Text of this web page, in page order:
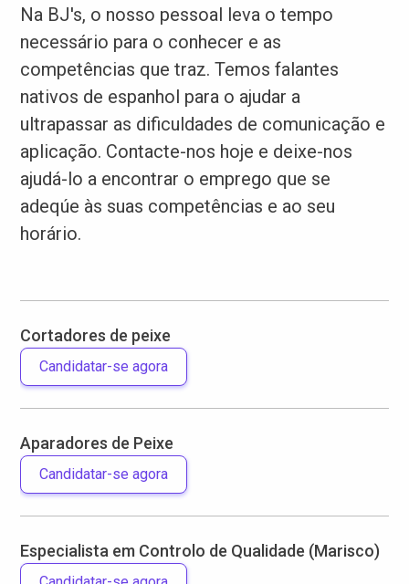
Na BJ's, o nosso pessoal leva o tempo
necessário para o conhecer e as
competências que traz. Temos falantes
nativos de espanhol para o ajudar a
ultrapassar as dificuldades de comunicação e
aplicação. Contacte-nos hoje e deixe-nos
ajudá-lo a encontrar o emprego que se
adeqúe às suas competências e ao seu
horário.
Cortadores de peixe
Candidatar-se agora
Aparadores de Peixe
Candidatar-se agora
Especialista em Controlo de Qualidade (Marisco)